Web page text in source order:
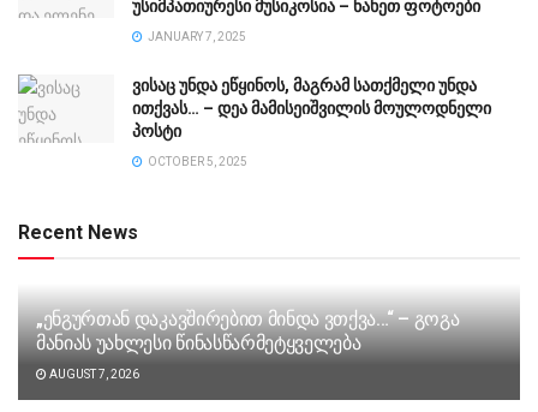
უსიმპათიურესი მუსიკოსია – ნახეთ ფოტოები
JANUARY 7, 2025
ვისაც უნდა ეწყინოს, მაგრამ სათქმელი უნდა
ითქვას… – დეა მამისეიშვილის მოულოდნელი
პოსტი
OCTOBER 5, 2025
Recent News
„ენგურთან დაკავშირებით მინდა ვთქვა…“ – გოგა
მანიას უახლესი წინასწარმეტყველება
AUGUST 7, 2026